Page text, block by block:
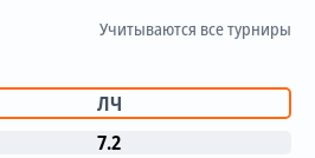
Учитываются все турниры
ЛЧ
7.2